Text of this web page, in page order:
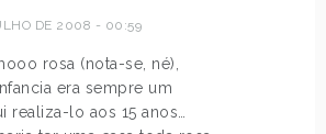
DE 2008 - 00:59
rosa (nota-se, né),
era sempre um
realiza-lo aos 15 anos…